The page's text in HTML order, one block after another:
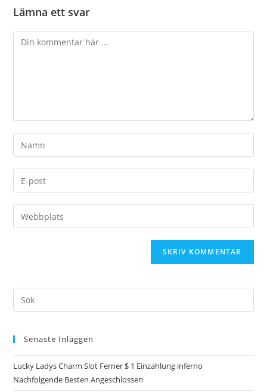
Lämna ett svar
Senaste Inläggen
Lucky Ladys Charm Slot Ferner $ 1 Einzahlung inferno
Nachfolgende Besten Angeschlossen